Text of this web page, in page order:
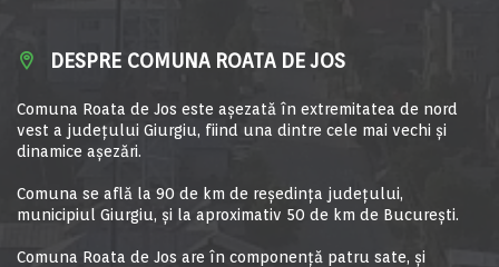
DESPRE COMUNA ROATA DE JOS
Comuna Roata de Jos este aşezată în extremitatea de nord
vest a judeţului Giurgiu, fiind una dintre cele mai vechi şi
dinamice aşezări.
Comuna se află la 90 de km de reşedinţa judeţului,
municipiul Giurgiu, şi la aproximativ 50 de km de Bucureşti.
Comuna Roata de Jos are în componență patru sate, și